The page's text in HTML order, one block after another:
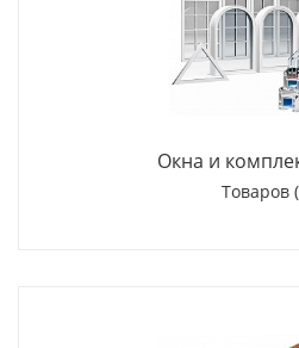
Окна и
Товаров